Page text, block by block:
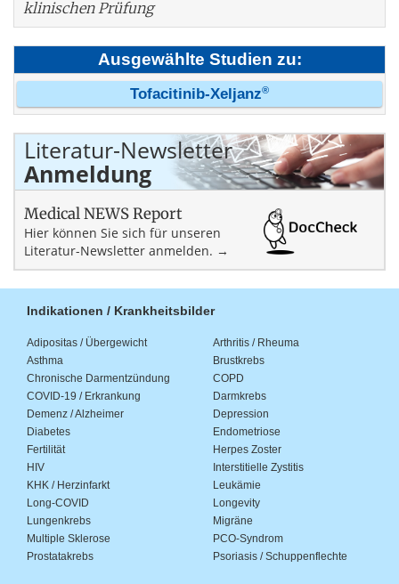
klinischen Prüfung
Ausgewählte Studien zu:
Tofacitinib-Xeljanz®
Literatur-Newsletter
Anmeldung
Medical NEWS Report
Hier können Sie sich für unseren
Literatur-Newsletter anmelden. →
Indikationen / Krankheitsbilder
Adipositas / Übergewicht
Arthritis / Rheuma
Asthma
Brustkrebs
Chronische Darmentzündung
COPD
COVID-19 / Erkrankung
Darmkrebs
Demenz / Alzheimer
Depression
Diabetes
Endometriose
Fertilität
Herpes Zoster
HIV
Interstitielle Zystitis
KHK / Herzinfarkt
Leukämie
Long-COVID
Longevity
Lungenkrebs
Migräne
Multiple Sklerose
PCO-Syndrom
Prostatakrebs
Psoriasis / Schuppenflechte